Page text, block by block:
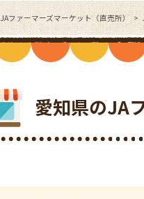
JAファーマーズマーケット（直売所）
愛知県のJA